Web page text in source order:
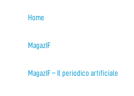
Home
MagazIF
MagazIF – Il periodico artificiale